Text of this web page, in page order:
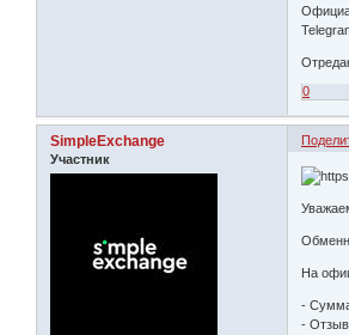
0
SimpleExchange
Участник
На
-
-